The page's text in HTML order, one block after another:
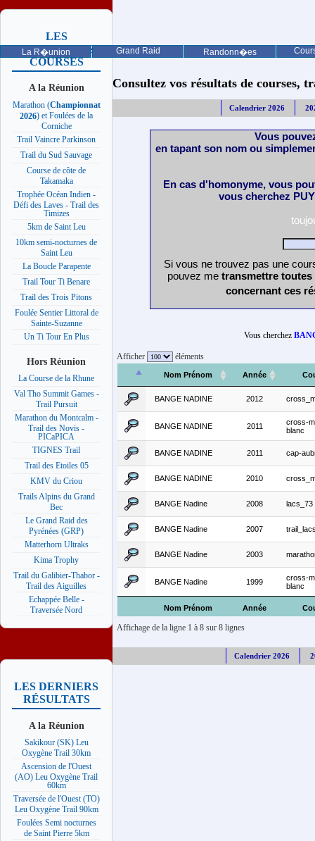
La R�union Grand Raid Randonn�es
LES
PROCHAINES
COURSES
A la Réunion
Marathon (Championnat
2026) et Foulées de la
Corniche
Trail Vaincre Parkinson
Trail du Sud Sauvage
Course de côte de
Takamaka
Trophée Océan Indien -
Défi des Laves - Trail des
Timizes
5km de Saint Leu
10km semi-nocturnes de
Saint Leu
La Boucle Parapente
Trail Tour Ti Benare
Trail des Trois Pitons
Foulée Sentier Littoral de
Sainte-Suzanne
Un Ti Tour En Plus
Hors Réunion
La Course de la Rhune
Val Tho Summit Games -
Trail Pursuit
Marathon du Montcalm -
Trail des Novis -
PICaPICA
TIGNES Trail
Trail des Etoiles 05
KMV du Criou
Trails Alpins du Grand
Bec
Le Grand Raid des
Pyrénées (GRP)
Matterhorn Ultraks
Kima Trophy
Trail du Galibier-Thabor -
Trail des Aiguilles
Echappée Belle -
Traversée Nord
LES DERNIERS
RÉSULTATS
A la Réunion
Sakikour (SK) Leu
Oxygène Trail 30km
Ascension de l'Ouest
(AO) Leu Oxygène Trail
60km
Traversée de l'Ouest (TO)
Leu Oxygène Trail 90km
Foulées Semi nocturnes
de Saint Pierre 5km
Consultez vos résultats de courses,
Calendrier 2026
Vous
en tapant son nom ou
En cas d'homonyme, vous
vous cherchez
Si vous ne trouvez pas une
pouvez me transmettre
concernant ces
Vous cherchez
Afficher éléments
Nom Prénom Année
Nom Prénom Année
BANGE NADINE 2012
BANGE NADINE 2011
cross-
blanc
BANGE NADINE 2011 cap-
BANGE NADINE 2010
BANGE Nadine 2008 lacs_73
BANGE Nadine 2007
BANGE Nadine 2003
BANGE Nadine 1999
cross-
blanc
Affichage de la ligne 1 à 8 sur 8 lignes
Calendrier 2026